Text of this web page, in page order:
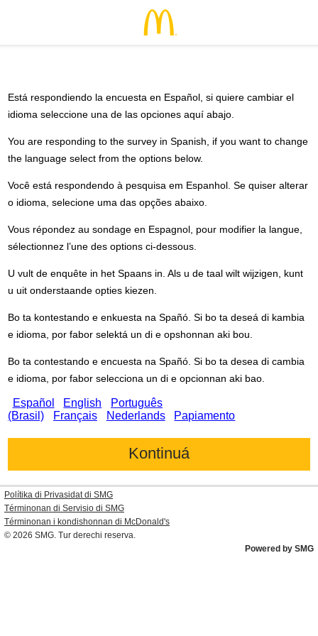
Está respondiendo la encuesta en Español, si quiere cambiar el
idioma seleccione una de las opciones aquí abajo.
You are responding to the survey in Spanish, if you want to change
the language select from the options below.
Você está respondendo à pesquisa em Espanhol. Se quiser alterar
o idioma, selecione uma das opções abaixo.
Vous répondez au sondage en Espagnol, pour modifier la langue,
sélectionnez l’une des options ci-dessous.
U vult de enquête in het Spaans in. Als u de taal wilt wijzigen, kunt
u uit onderstaande opties kiezen.
Bo ta kontestando e enkuesta na Spañó. Si bo ta deseá di kambia
e idioma, por fabor selektá un di e opshonnan aki bou.
Bo ta contestando e encuesta na Spañó. Si bo ta desea di cambia
e idioma, por fabor selecciona un di e opcionnan aki bao.
Español English
Português
(Brasil)
Français Nederlands Papiamento
Polítika di Privasidat di SMG
Términonan di Servisio di SMG
Términonan i kondishonnan di McDonald's
© 2026 SMG . Tur derechi reserva.
Powered by SMG